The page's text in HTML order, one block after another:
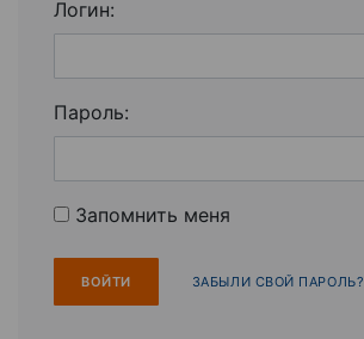
Логин:
Пароль:
Запомнить меня
ЗАБЫЛИ СВОЙ ПАРОЛЬ?